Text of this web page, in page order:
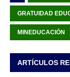
GRATUIDAD
MINEDUCACIÓN
ARTÍCULOS